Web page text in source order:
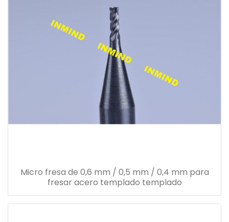
Micro fresa de 0,6 mm / 0,5 mm / 0,4 mm para
fresar acero templado templado